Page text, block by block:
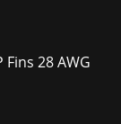
28 AWG